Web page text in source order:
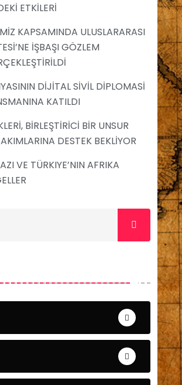
ETKİLERİ
KAPSAMINDA ULUSLARARASI
İŞBAŞI GÖZLEM
DİJİTAL SİVİL DİPLOMASİ
KATILDI
BİRLEŞTİRİCİ BİR UNSUR
DESTEK BEKLİYOR
VE TÜRKIYE’NIN AFRIKA